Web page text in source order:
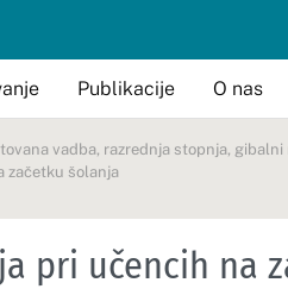
Publikacije O nas
vadba, razrednja stopnja, gibalni
začetku šolanja
pri učencih na